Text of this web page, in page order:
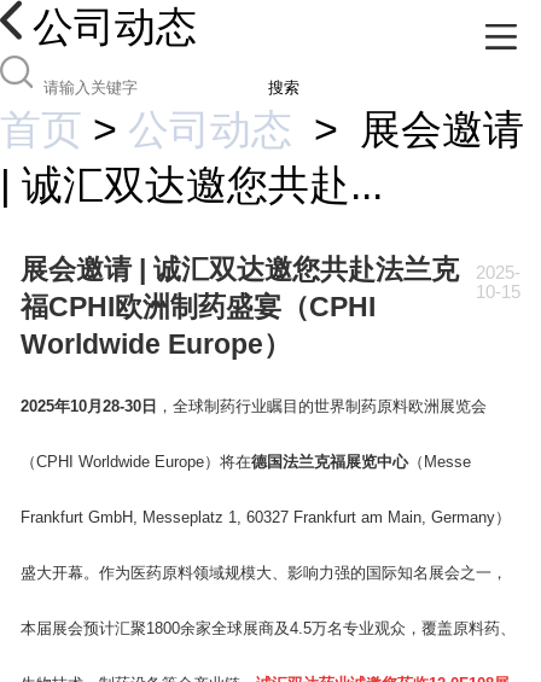
公司动态
搜索
首页 > 公司动态 >
展会邀请
| 诚汇双达邀您共赴...
展会邀请 | 诚汇双达邀您共赴法兰克
福CPHI欧洲制药盛宴（CPHI
Worldwide Europe）
2025-
10-15
2025年10月28-30日 ，全球制药行业瞩目的世界制药原料欧洲展览会
（CPHI Worldwide Europe）将在德国法兰克福展览中心（Messe
Frankfurt GmbH, Messeplatz 1, 60327 Frankfurt am Main, Germany）
盛大开幕。作为医药原料领域规模大、影响力强的国际知名展会之一，
本届展会预计汇聚1800余家全球展商及4.5万名专业观众，覆盖原料药、